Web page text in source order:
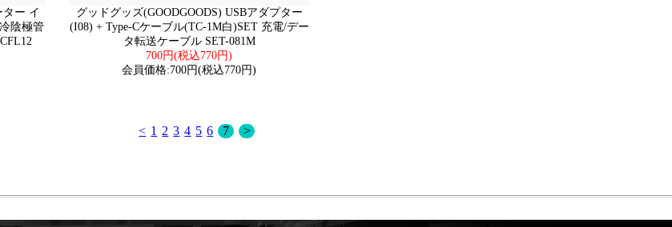
ター イ
陰極管
グッドグッズ(GOODGOODS) USBアダプター
(I08) + Type-Cケーブル(TC-1M白)SET 充電/デー
タ転送ケーブル SET-081M
700円(税込770円)
会員価格:700円(税込770円)
< 1 2 3 4 5 6 7 >